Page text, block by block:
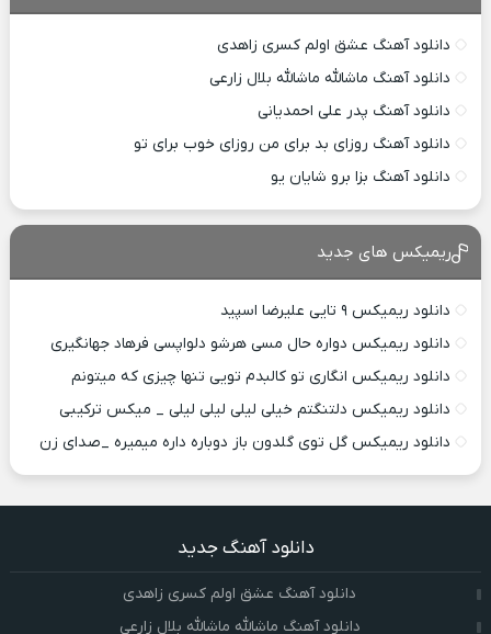
دانلود آهنگ عشق اولم کسری زاهدی
دانلود آهنگ ماشالله ماشالله بلال زارعی
دانلود آهنگ پدر علی احمدیانی
دانلود آهنگ روزای بد برای من روزای خوب برای تو
دانلود آهنگ بزا برو شایان یو
ریمیکس های جدید
دانلود ریمیکس ۹ تایی علیرضا اسپید
دانلود ریمیکس دواره حال مسی هرشو دلواپسی فرهاد جهانگیری
دانلود ریمیکس انگاری تو کالبدم تویی تنها چیزی که میتونم
دانلود ریمیکس دلتنگتم خیلی لیلی لیلی لیلی _ میکس ترکیبی
دانلود ریمیکس گل توی گلدون باز دوباره داره میمیره _صدای زن
دانلود آهنگ جدید
دانلود آهنگ عشق اولم کسری زاهدی
دانلود آهنگ ماشالله ماشالله بلال زارعی